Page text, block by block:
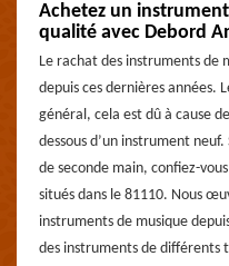
Achetez un
qualité avec Debord
Le rachat des instruments de
depuis ces dernières années.
général, cela est dû à cause
dessous d’un instrument
de seconde main, confiez-
situés dans le 81110. Nous
instruments de musique
des instruments de différents